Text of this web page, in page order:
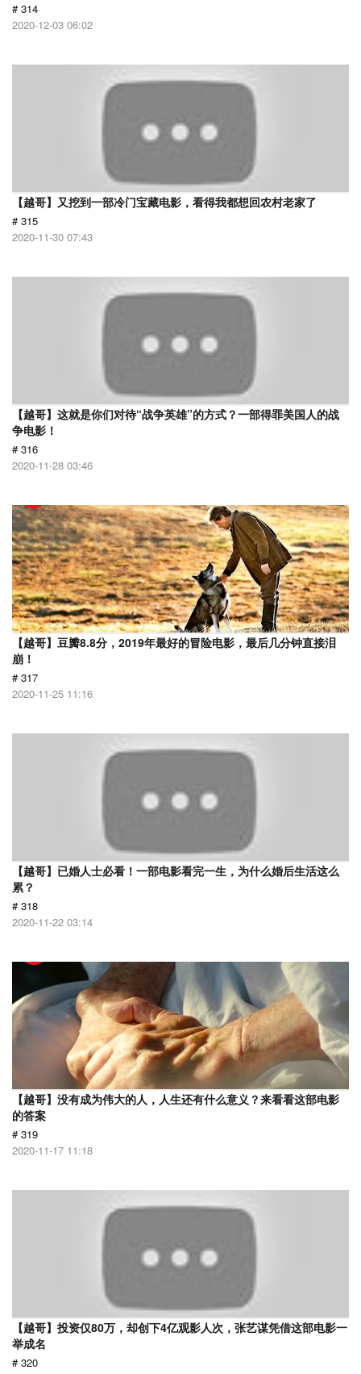
# 314
2020-12-03 06:02
【越哥】又挖到一部冷门宝藏电影，看得我都想回农村老家了
# 315
2020-11-30 07:43
【越哥】这就是你们对待“战争英雄”的方式？一部得罪美国人的战
争电影！
# 316
2020-11-28 03:46
【越哥】豆瓣8.8分，2019年最好的冒险电影，最后几分钟直接泪
崩！
# 317
2020-11-25 11:16
【越哥】已婚人士必看！一部电影看完一生，为什么婚后生活这么
累？
# 318
2020-11-22 03:14
【越哥】没有成为伟大的人，人生还有什么意义？来看看这部电影
的答案
# 319
2020-11-17 11:18
【越哥】投资仅80万，却创下4亿观影人次，张艺谋凭借这部电影一
举成名
# 320